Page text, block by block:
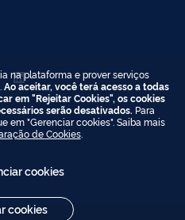
na plataforma e prover serviços
Ao aceitar, você terá acesso a todas
em "Rejeitar Cookies", os cookies
serão desativados. Para
em "Gerenciar cookies". Saiba mais
de Cookies.
cookies
cookies